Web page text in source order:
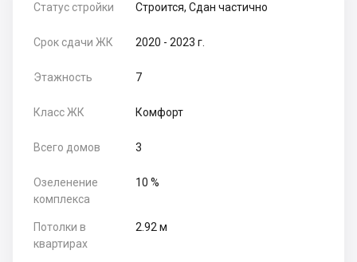
Статус стройки Строится, Сдан частично
Срок сдачи ЖК 2020 - 2023 г.
Этажность 7
Класс ЖК Комфорт
Всего домов 3
Озеленение
комплекса
10 %
Потолки в
квартирах
2.92 м